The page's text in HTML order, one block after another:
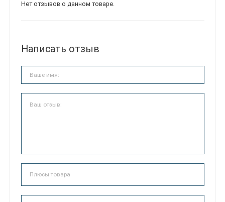
Нет отзывов о данном товаре.
Написать отзыв